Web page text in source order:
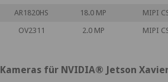
AR1820HS 18.0 MP
MIPI
OV2311 2.0 MP MIPI
Kameras für NVIDIA® Jetson